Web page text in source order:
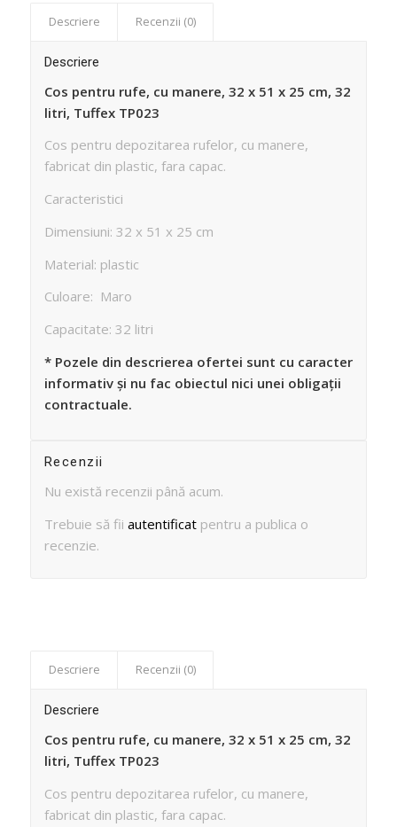
Descriere Recenzii (0)
Descriere
Cos pentru rufe, cu manere, 32 x 51 x 25 cm, 32
litri, Tuffex TP023
Cos pentru depozitarea rufelor, cu manere,
fabricat din plastic, fara capac.
Caracteristici
Dimensiuni: 32 x 51 x 25 cm
Material: plastic
Culoare: Maro
Capacitate: 32 litri
* Pozele din descrierea ofertei sunt cu caracter
informativ și nu fac obiectul nici unei obligații
contractuale.
Recenzii
Nu există recenzii până acum.
Trebuie să fii autentificatpentru a publica o
recenzie.
Descriere Recenzii (0)
Descriere
Cos pentru rufe, cu manere, 32 x 51 x 25 cm, 32
litri, Tuffex TP023
Cos pentru depozitarea rufelor, cu manere,
fabricat din plastic, fara capac.